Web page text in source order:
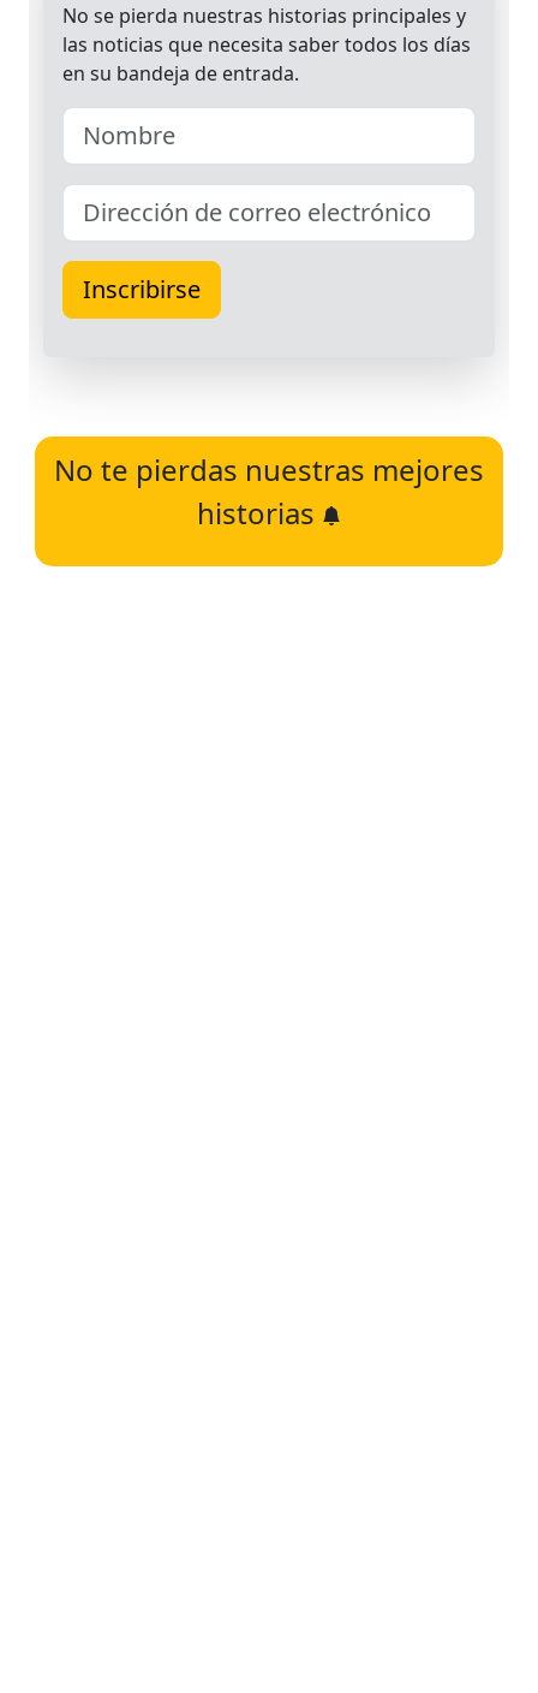
No te pierdas nuestras mejores
historias